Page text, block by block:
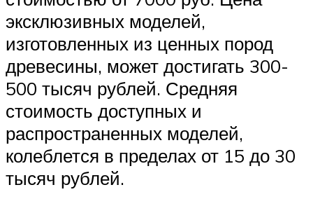
эксклюзивных моделей,
изготовленных из ценных пород
древесины, может достигать 300-
500 тысяч рублей. Средняя
стоимость доступных и
распространенных моделей,
колеблется в пределах от 15 до 30
тысяч рублей.